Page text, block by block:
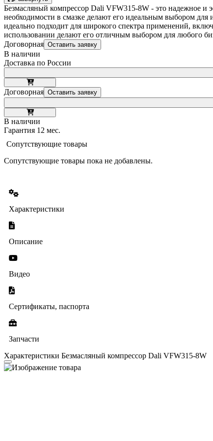
Безмасляный компрессор Dali VFW315-8W - это надежное
необходимости в смазке делают его идеальным выбором
идеально подходит для широкого спектра применений,
использовании делают его отличным выбором для любого
Договорная Оставить заявку
В наличии
Доставка по России
Договорная Оставить заявку
В наличии
Гарантия 12 мес.
Сопутствующие товары
Сопутствующие товары пока не добавлены.
Характеристики
Описание
Видео
Сертификаты, паспорта
Запчасти
Характеристики Безмасляный компрессор Dali VFW315-8W